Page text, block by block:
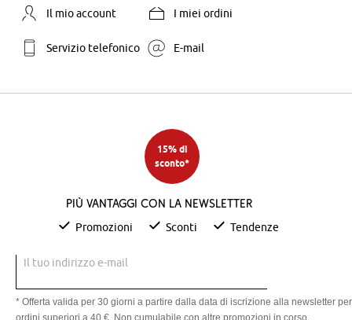
Il mio account I miei ordini
Servizio telefonico E-mail
15% di
sconto*
Più vantaggi con la newsletter
Promozioni Sconti Tendenze
Il tuo indirizzo e-mail
* Offerta valida per 30 giorni a partire dalla data di iscrizione alla newsletter per
ordini superiori a 40 €. Non cumulabile con altre promozioni in corso.